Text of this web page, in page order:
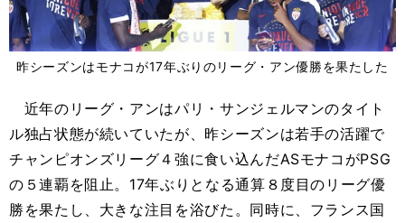
昨シーズンはモナコが17年ぶりのリーグ・アン優勝を果たした
近年のリーグ・アンはパリ・サンジェルマンのタイト
ル独占状態が続いていたが、昨シーズンは若手の活躍で
チャンピオンズリーグ４強に食い込んだASモナコがPSG
の５連覇を阻止。17年ぶりとなる通算８度目のリーグ優
勝を果たし、大きな注目を浴びた。同時に、フランス国